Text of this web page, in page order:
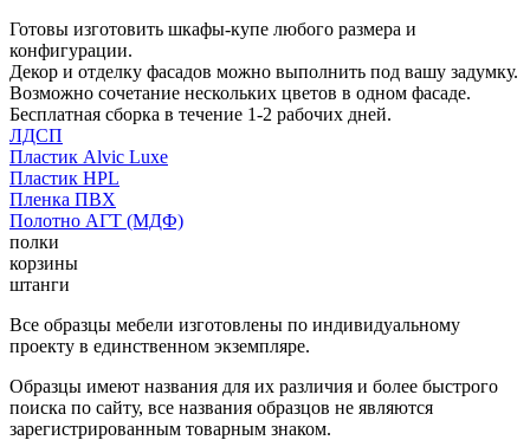
Готовы изготовить шкафы-купе любого размера и
конфигурации.
Декор и отделку фасадов можно выполнить под вашу задумку.
Возможно сочетание нескольких цветов в одном фасаде.
Бесплатная сборка в течение 1-2 рабочих дней.
ЛДСП
Пластик Alvic Luxe
Пластик HPL
Пленка ПВХ
Полотно АГТ (МДФ)
полки
корзины
штанги
Все образцы мебели изготовлены по индивидуальному
проекту в единственном экземпляре.
Образцы имеют названия для их различия и более быстрого
поиска по сайту, все названия образцов не являются
зарегистрированным товарным знаком.